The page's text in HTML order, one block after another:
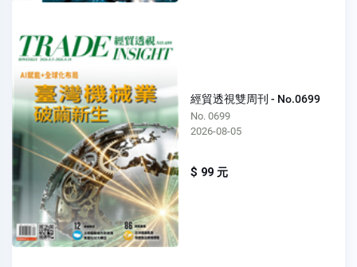
經貿透視雙周刊 - No.0699
No. 0699
2026-08-05
$ 99 元